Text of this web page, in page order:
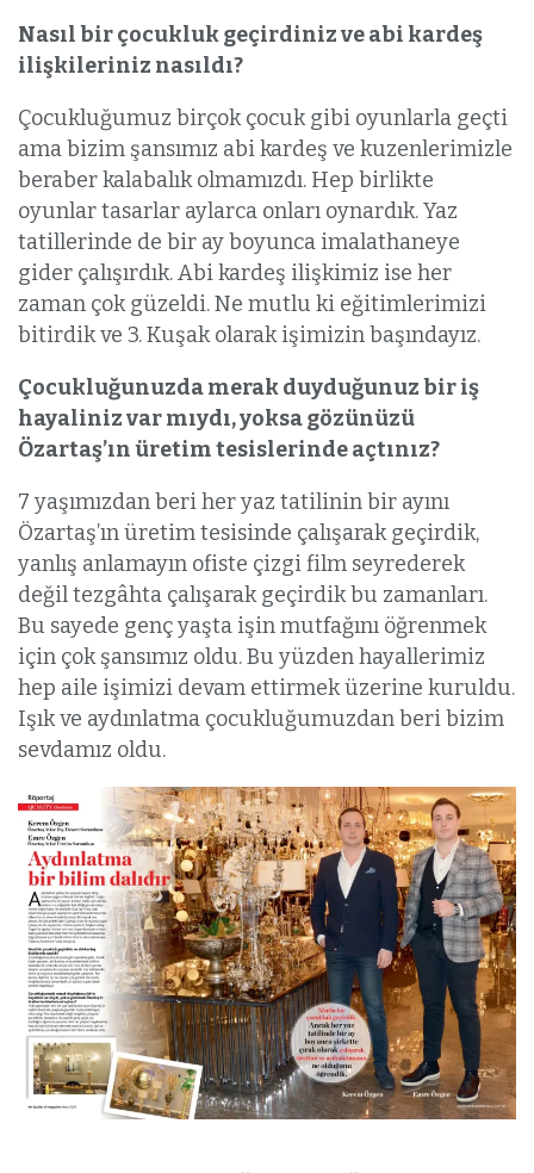
Nasıl bir çocukluk geçirdiniz ve abi kardeş
ilişkileriniz nasıldı?
Çocukluğumuz birçok çocuk gibi oyunlarla geçti
ama bizim şansımız abi kardeş ve kuzenlerimizle
beraber kalabalık olmamızdı. Hep birlikte
oyunlar tasarlar aylarca onları oynardık. Yaz
tatillerinde de bir ay boyunca imalathaneye
gider çalışırdık. Abi kardeş ilişkimiz ise her
zaman çok güzeldi. Ne mutlu ki eğitimlerimizi
bitirdik ve 3. Kuşak olarak işimizin başındayız.
Çocukluğunuzda merak duyduğunuz bir iş
hayaliniz var mıydı, yoksa gözünüzü
Özartaş’ın üretim tesislerinde açtınız?
7 yaşımızdan beri her yaz tatilinin bir ayını
Özartaş’ın üretim tesisinde çalışarak geçirdik,
yanlış anlamayın ofiste çizgi film seyrederek
değil tezgâhta çalışarak geçirdik bu zamanları.
Bu sayede genç yaşta işin mutfağını öğrenmek
için çok şansımız oldu. Bu yüzden hayallerimiz
hep aile işimizi devam ettirmek üzerine kuruldu.
Işık ve aydınlatma çocukluğumuzdan beri bizim
sevdamız oldu.